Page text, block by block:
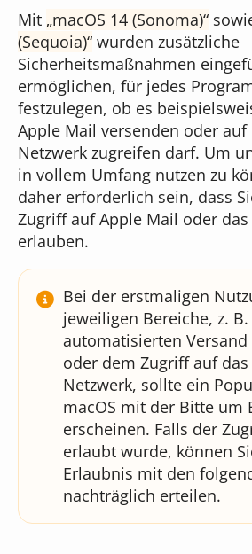
Cloudversion
Server mieten
Was kostet iMikel?
Versionshinweise
Bildgenerierung
Textbearbeitung
Preisübersicht
Musikschul-App
für Administratoren
für Webdesigner
Unser Team
Unser Gebäude
Das sagen unsere
Mit macOS 14 (Sonoma)
(Sequoia) wurden zusätzliche
Sicherheitsmaßnahmen
ermöglichen, für jedes
festzulegen, ob es
Apple Mail versenden oder auf
Netzwerk zugreifen darf. Um
in vollem Umfang nutzen zu
daher erforderlich sein, dass
Zugriff auf Apple Mail oder
erlauben.
Bei der erstmaligen
jeweiligen Bereiche, z.
automatisierten Versand
oder dem Zugriff auf
Netzwerk, sollte ein
macOS mit der Bitte um
erscheinen. Falls der
erlaubt wurde, können
Erlaubnis mit den
nachträglich erteilen.